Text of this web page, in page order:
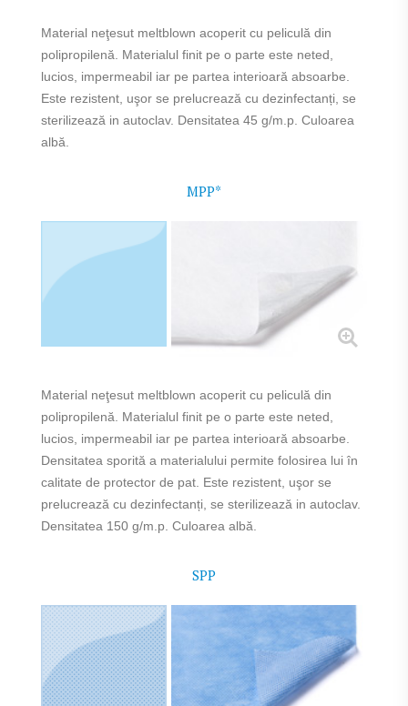
Material neţesut meltblown acoperit cu peliculă din
polipropilenă. Materialul finit pe o parte este neted,
lucios, impermeabil iar pe partea interioară absoarbe.
Este rezistent, uşor se prelucrează cu dezinfectanți, se
sterilizează in autoclav. Densitatea 45 g/m.p. Culoarea
albă.
MPP*
Material neţesut meltblown acoperit cu peliculă din
polipropilenă. Materialul finit pe o parte este neted,
lucios, impermeabil iar pe partea interioară absoarbe.
Densitatea sporită a materialului permite folosirea lui în
calitate de protector de pat. Este rezistent, uşor se
prelucrează cu dezinfectanți, se sterilizează in autoclav.
Densitatea 150 g/m.p. Culoarea albă.
SPP